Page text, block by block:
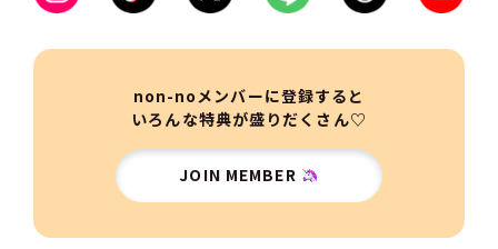
non-noメンバーに登録すると
いろんな特典が盛りだくさん♡
JOIN MEMBER